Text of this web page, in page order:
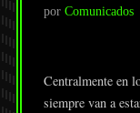
por Comunicados
Centralmente en
siempre van a